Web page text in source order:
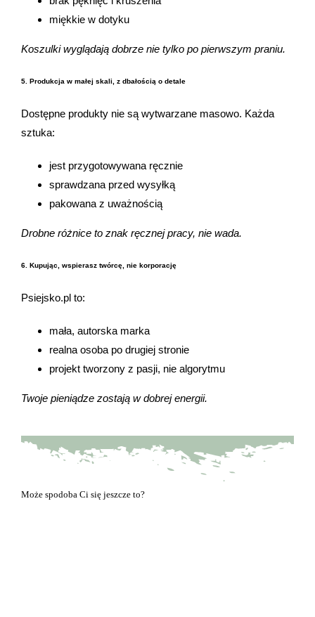
miękkie w dotyku
Koszulki wyglądają dobrze nie tylko po pierwszym praniu.
5. Produkcja w małej skali, z dbałością o detale
Dostępne produkty nie są wytwarzane masowo. Każda
sztuka:
jest przygotowywana ręcznie
sprawdzana przed wysyłką
pakowana z uważnością
Drobne różnice to znak ręcznej pracy, nie wada.
6. Kupując, wspierasz twórcę, nie korporację
Psiejsko.pl to:
mała, autorska marka
realna osoba po drugiej stronie
projekt tworzony z pasji, nie algorytmu
Twoje pieniądze zostają w dobrej energii.
Może spodoba Ci się jeszcze to?